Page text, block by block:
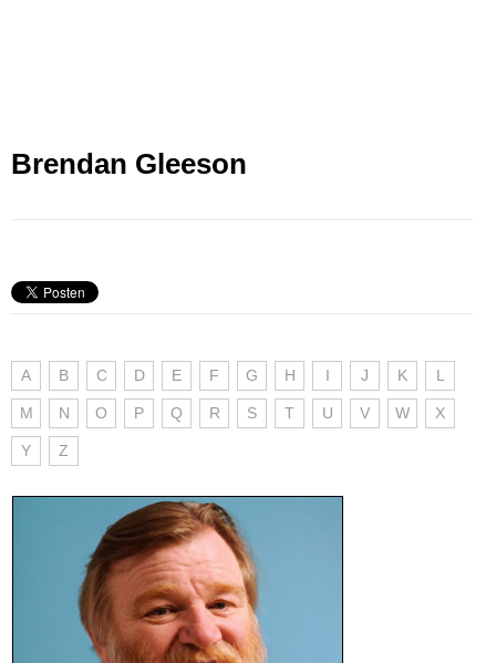
Brendan Gleeson
A B C D E F G H I J K L
M N O P Q R S T U V W X
Y Z